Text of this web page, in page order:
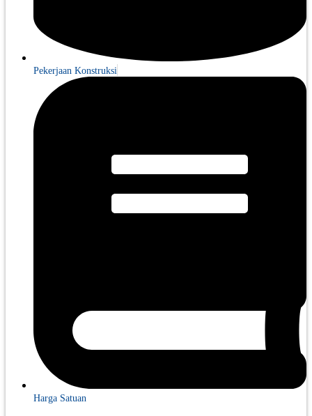
Pekerjaan Konstruksi
Harga Satuan